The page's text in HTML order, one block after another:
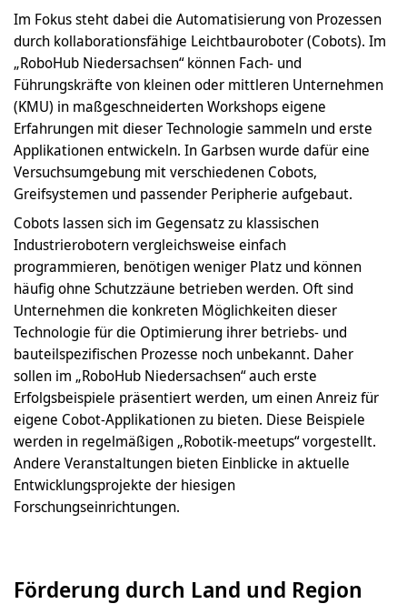
Im Fokus steht dabei die Automatisierung von Prozessen
durch kollaborationsfähige Leichtbauroboter (Cobots). Im
„RoboHub Niedersachsen“ können Fach- und
Führungskräfte von kleinen oder mittleren Unternehmen
(KMU) in maßgeschneiderten Workshops eigene
Erfahrungen mit dieser Technologie sammeln und erste
Applikationen entwickeln. In Garbsen wurde dafür eine
Versuchsumgebung mit verschiedenen Cobots,
Greifsystemen und passender Peripherie aufgebaut.
Cobots lassen sich im Gegensatz zu klassischen
Industrierobotern vergleichsweise einfach
programmieren, benötigen weniger Platz und können
häufig ohne Schutzzäune betrieben werden. Oft sind
Unternehmen die konkreten Möglichkeiten dieser
Technologie für die Optimierung ihrer betriebs- und
bauteilspezifischen Prozesse noch unbekannt. Daher
sollen im „RoboHub Niedersachsen“ auch erste
Erfolgsbeispiele präsentiert werden, um einen Anreiz für
eigene Cobot-Applikationen zu bieten. Diese Beispiele
werden in regelmäßigen „Robotik-meetups“ vorgestellt.
Andere Veranstaltungen bieten Einblicke in aktuelle
Entwicklungsprojekte der hiesigen
Forschungseinrichtungen.
Förderung durch Land und Region